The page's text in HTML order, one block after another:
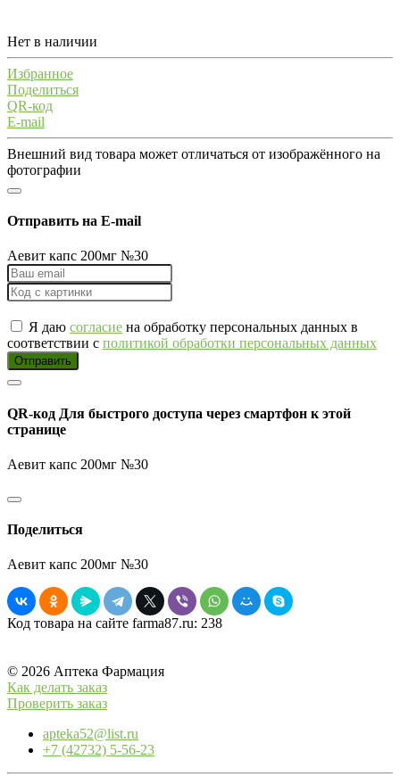
Нет в наличии
Избранное
Поделиться
QR-код
E-mail
Внешний вид товара может отличаться от изображённого на
фотографии
Отправить на E-mail
Аевит капс 200мг №30
Я даю согласие на обработку персональных данных в
соответствии с политикой обработки персональных данных
Отправить
QR-код Для быстрого доступа через смартфон к этой
странице
Аевит капс 200мг №30
Поделиться
Аевит капс 200мг №30
Код товара на сайте farma87.ru: 238
© 2026 Аптека Фармация
Как делать заказ
Проверить заказ
apteka52@list.ru
+7 (42732) 5-56-23